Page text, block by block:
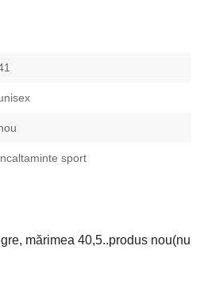
sport
mărimea 40,5..produs nou(nu